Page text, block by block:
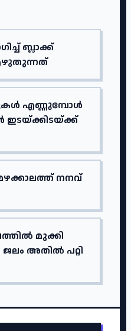
ബ്ലാക്ക്
എണ്ണുമ്പോൾ
നനവ്
മുക്കി
അതിൽ പറ്റി